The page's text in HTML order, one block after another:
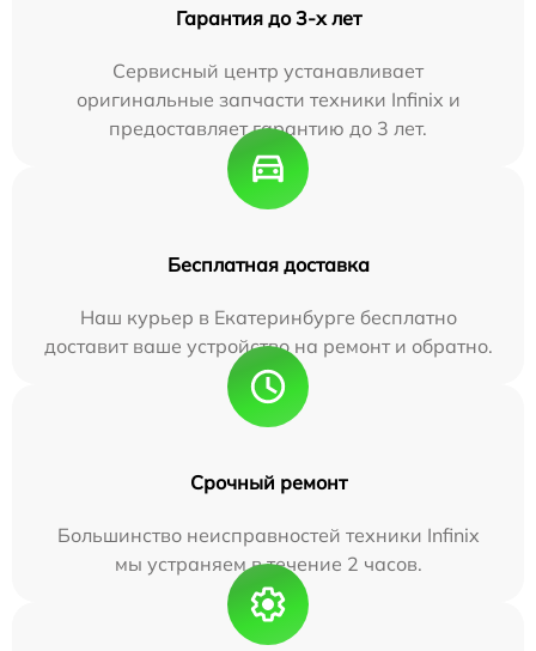
Гарантия до 3-х лет
Сервисный центр устанавливает
оригинальные запчасти техники Infinix и
предоставляет гарантию до 3 лет.
Бесплатная доставка
Наш курьер в Екатеринбурге бесплатно
доставит ваше устройство на ремонт и обратно.
Срочный ремонт
Большинство неисправностей техники Infinix
мы устраняем в течение 2 часов.